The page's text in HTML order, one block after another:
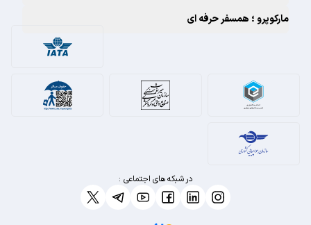
مارکوپرو ؛ همسفر حرفه ای
در شبکه های اجتماعی :